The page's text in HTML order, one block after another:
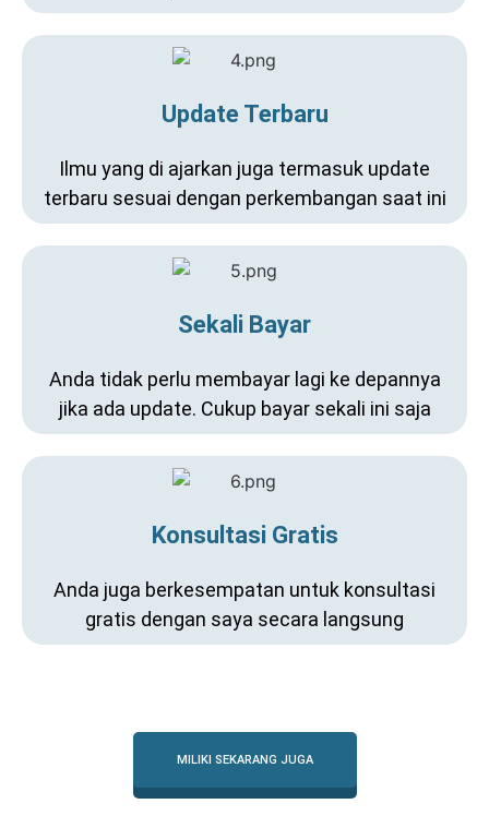
Update Terbaru
Ilmu yang di ajarkan juga termasuk update
terbaru sesuai dengan perkembangan saat ini
Sekali Bayar
Anda tidak perlu membayar lagi ke depannya
jika ada update. Cukup bayar sekali ini saja
Konsultasi Gratis
Anda juga berkesempatan untuk konsultasi
gratis dengan saya secara langsung
MILIKI SEKARANG JUGA